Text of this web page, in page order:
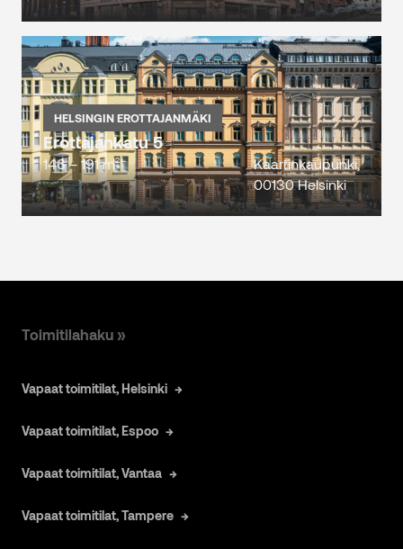
HELSINGIN EROTTAJANMÄKI
Erottajankatu 5
146 – 191 m²
Kaartinkaupunki,
00130 Helsinki
Toimitilahaku »
Vapaat toimitilat, Helsinki
Vapaat toimitilat, Espoo
Vapaat toimitilat, Vantaa
Vapaat toimitilat, Tampere